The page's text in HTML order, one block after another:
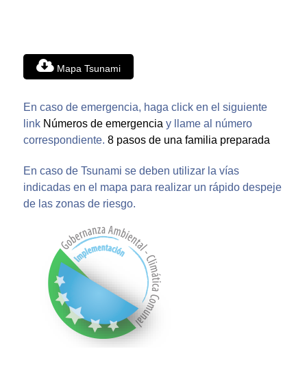
Mapa Tsunami
En caso de emergencia, haga click en el siguiente
link Números de emergencia y llame al número
correspondiente. 8 pasos de una familia preparada
En caso de Tsunami se deben utilizar la vías
indicadas en el mapa para realizar un rápido despeje
de las zonas de riesgo.